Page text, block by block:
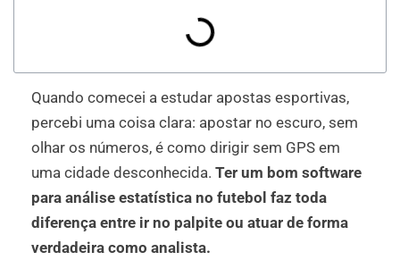
Quando comecei a estudar apostas esportivas,
percebi uma coisa clara: apostar no escuro, sem
olhar os números, é como dirigir sem GPS em
uma cidade desconhecida. Ter um bom software
para análise estatística no futebol faz toda
diferença entre ir no palpite ou atuar de forma
verdadeira como analista.